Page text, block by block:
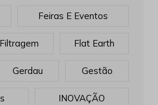
Feiras E Eventos
Filtragem Flat Earth
Gerdau Gestão
INOVAÇÃO